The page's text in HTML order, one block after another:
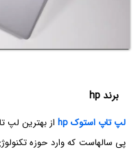
برند hp
لپ تاپ استوک hp
از بهترین لپ
پی سالهاست که وارد حوزه